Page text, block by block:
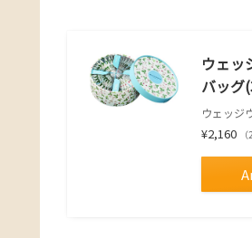
ウェッ
バッグ
ウェッジ
¥2,160